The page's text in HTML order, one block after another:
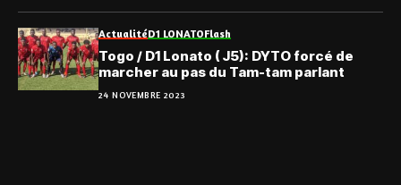
ActualitéD1 LONATOFlash
Togo / D1 Lonato ( J5): DYTO forcé de
marcher au pas du Tam-tam parlant
24 NOVEMBRE 2023